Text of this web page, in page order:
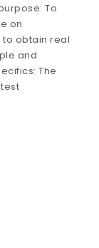
To
on
obtain real
and
The